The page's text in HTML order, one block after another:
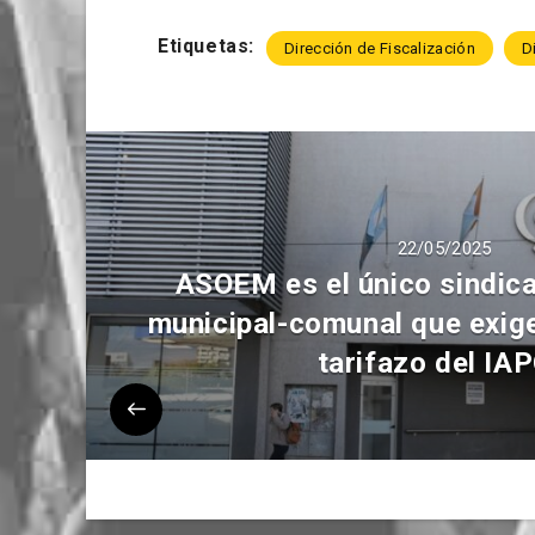
Etiquetas: Dirección de Fiscalización
22/05/2025
ASOEM es el único
municipal-comunal que
tarifazo del